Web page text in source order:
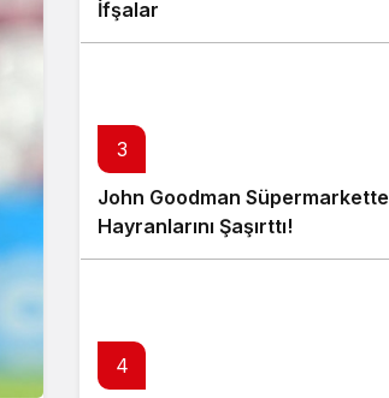
İfşalar
3
John Goodman Süpermarkette
Hayranlarını Şaşırttı!
4